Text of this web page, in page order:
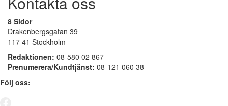
8 Sidor
Drakenbergsgatan 39
117 41 Stockholm
Redaktionen: 08-580 02 867
Prenumerera/Kundtjänst: 08-121 060 38
Följ oss: